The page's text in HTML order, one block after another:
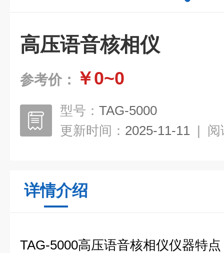
高压语音核相仪
参考价： ￥0~0
型号： TAG-5000
更新时间： 2025-11-11 | 阅
详情介绍
TAG-5000高压语音核相仪仪器特点